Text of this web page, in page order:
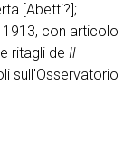
[Abetti?];
1913, con articolo
ritagli de Il
sull'Osservatorio